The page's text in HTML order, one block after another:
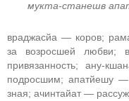
мукта-станешв
враджасйа — коров;
за возросшей любви;
привязанность; ану-
подросшим; апатйешу
зная; ачинтайат —